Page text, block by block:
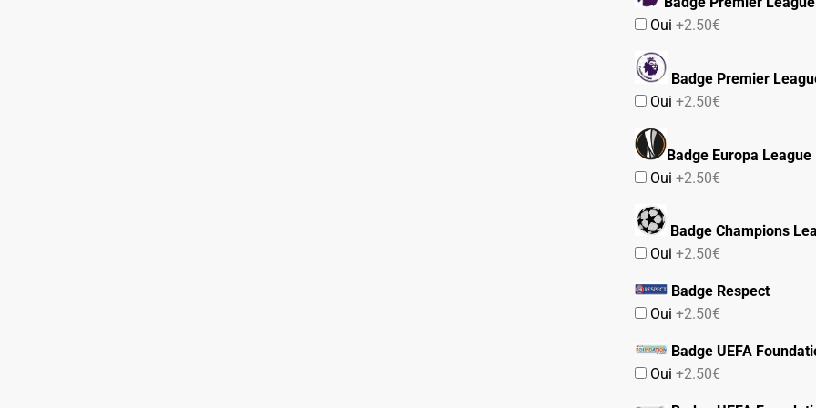
Oui+2.50€
Badge Premier
Oui+2.50€
Badge Europa League
Oui+2.50€
Badge Champions
Oui+2.50€
Badge Respect
Oui+2.50€
Badge UEFA
Oui+2.50€